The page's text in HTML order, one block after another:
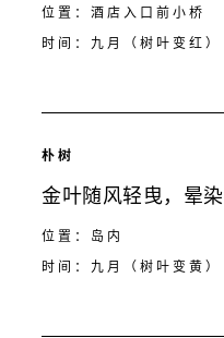
位置：酒店入口前小桥
时间：九月（树叶变红）
朴树
金叶随风轻曳，晕
位置：岛内
时间：九月（树叶变黄）